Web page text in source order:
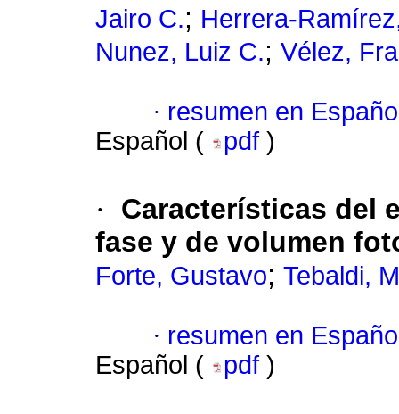
Jairo C.; Herrera-
Nunez, Luiz C.; Vélez,
· resumen en
Español (
pdf )
·
Características del
fase y de volumen
Forte, Gustavo; Tebaldi,
· resumen en
Español (
pdf )